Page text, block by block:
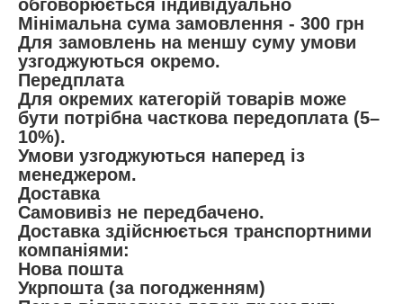
обговорюється індивідуально
Мінімальна сума замовлення - 300 грн
Для замовлень на меншу суму умови
узгоджуються окремо.
Передплата
Для окремих категорій товарів може
бути потрібна часткова передоплата (5–
10%).
Умови узгоджуються наперед із
менеджером.
Доставка
Самовивіз не передбачено.
Доставка здійснюється транспортними
компаніями:
Нова пошта
Укрпошта (за погодженням)